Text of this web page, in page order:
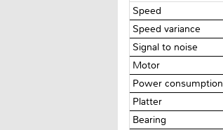
Speed
Speed variance
Signal to noise
Motor
Power consumption
Platter
Bearing